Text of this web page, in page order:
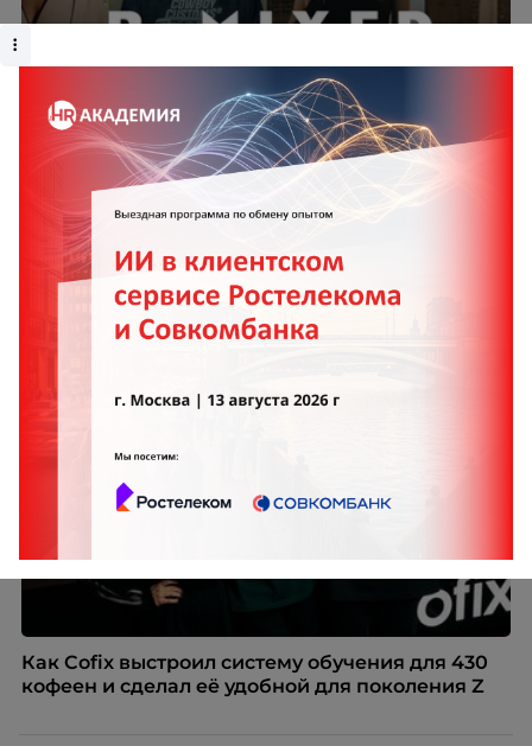
Поколение 16+: как мы выстроили новую точку
входа в ретейл
Как Cofix выстроил систему обучения для 430
кофеен и сделал её удобной для поколения Z